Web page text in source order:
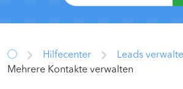
Hilfecenter
Leads
Mehrere Kontakte verwalten